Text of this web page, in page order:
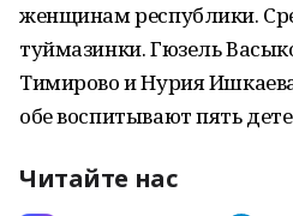
женщинам республики.
туймазинки. Гюзель
Тимирово и Нурия
обе воспитывают пять
Читайте нас